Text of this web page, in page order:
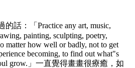
話：「Practice any art, music,
painting, sculpting, poetry,
matter how well or badly, not to get
becoming, to find out what"s
grow.」一直覺得畫畫很療癒，如